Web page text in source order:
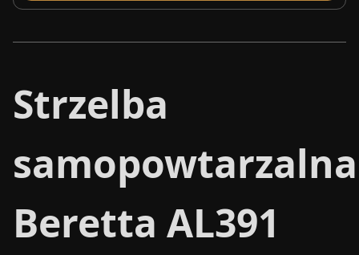
Strzelba
samopowtarzalna
Beretta AL391